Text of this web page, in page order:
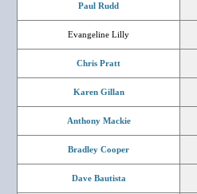
Paul Rudd
Evangeline Lilly
Chris Pratt
Karen Gillan
Anthony Mackie
Bradley Cooper
Dave Bautista